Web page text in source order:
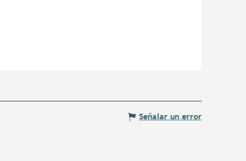
Señalar un error